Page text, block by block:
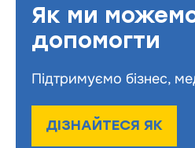
Як ми
допомогти
Підтримуємо бізнес,
ДІЗНАЙТЕСЯ ЯК